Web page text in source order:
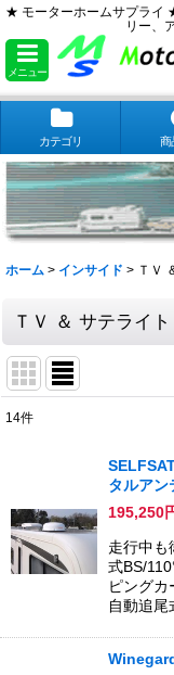
★ モーターホームサプライ
リー、
メニュー
カテゴリ 商
ホーム > インサイド > ＴＶ
ＴＶ ＆ サテライト
14件
タルアン
195,250
走行中も
式BS/
ピング
自動追